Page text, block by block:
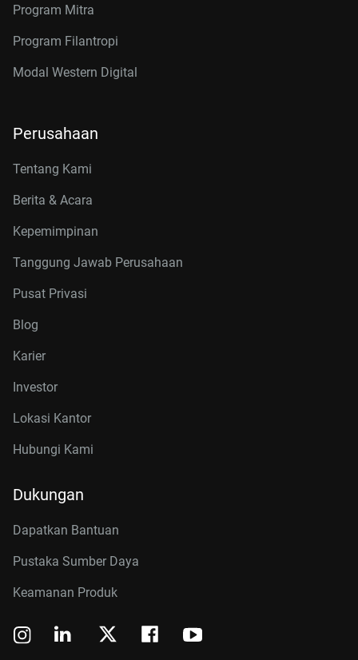
Program Mitra
Program Filantropi
Modal Western Digital
Perusahaan
Tentang Kami
Berita & Acara
Kepemimpinan
Tanggung Jawab Perusahaan
Pusat Privasi
Blog
Karier
Investor
Lokasi Kantor
Hubungi Kami
Dukungan
Dapatkan Bantuan
Pustaka Sumber Daya
Keamanan Produk